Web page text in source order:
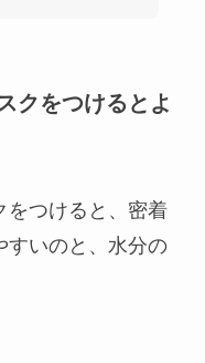
クをつけるとよ
をつけると、密着
すいのと、水分の